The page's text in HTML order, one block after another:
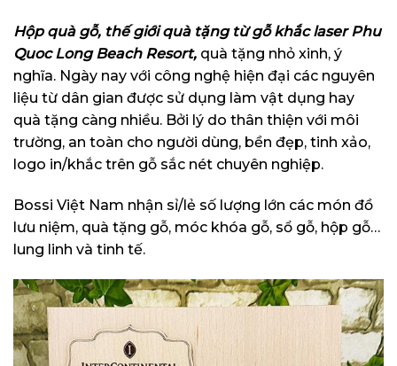
Hộp quà gỗ, thế giới quà tặng từ gỗ khắc laser Phu
Quoc Long Beach Resort, quà tặng nhỏ xinh, ý
nghĩa. Ngày nay với công nghệ hiện đại các nguyên
liệu từ dân gian được sử dụng làm vật dụng hay
quà tặng càng nhiều. Bởi lý do thân thiện với môi
trường, an toàn cho người dùng, bền đẹp, tinh xảo,
logo in/khắc trên gỗ sắc nét chuyên nghiệp.
Bossi Việt Nam nhận sỉ/lẻ số lượng lớn các món đồ
lưu niệm, quà tặng gỗ, móc khóa gỗ, sổ gỗ, hộp gỗ…
lung linh và tinh tế.